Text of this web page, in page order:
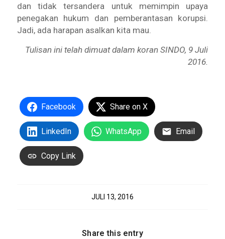
dan tidak tersandera untuk memimpin upaya
penegakan hukum dan pemberantasan korupsi.
Jadi, ada harapan asalkan kita mau.
Tulisan ini telah dimuat dalam koran SINDO, 9 Juli
2016.
Facebook Share on X
LinkedIn WhatsApp Email
Copy Link
JULI 13, 2016
Share this entry